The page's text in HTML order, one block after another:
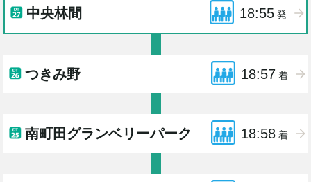
中央林間 18:55 発
つきみ野 18:57 着
南町田グランベリーパーク 18:58 着